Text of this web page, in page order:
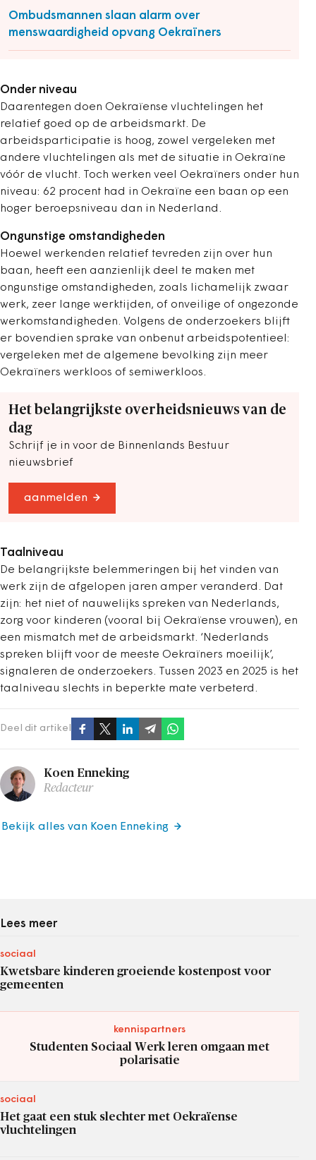
Ombudsmannen slaan alarm over
menswaardigheid opvang Oekraïners
Onder niveau
Daarentegen doen Oekraïense vluchtelingen het
relatief goed op de arbeidsmarkt. De
arbeidsparticipatie is hoog, zowel vergeleken met
andere vluchtelingen als met de situatie in Oekraïne
vóór de vlucht. Toch werken veel Oekraïners onder hun
niveau: 62 procent had in Oekraïne een baan op een
hoger beroepsniveau dan in Nederland.
Ongunstige omstandigheden
Hoewel werkenden relatief tevreden zijn over hun
baan, heeft een aanzienlijk deel te maken met
ongunstige omstandigheden, zoals lichamelijk zwaar
werk, zeer lange werktijden, of onveilige of ongezonde
werkomstandigheden. Volgens de onderzoekers blijft
er bovendien sprake van onbenut arbeidspotentieel:
vergeleken met de algemene bevolking zijn meer
Oekraïners werkloos of semiwerkloos.
Het belangrijkste overheidsnieuws van de
dag
Schrijf je in voor de Binnenlands Bestuur
nieuwsbrief
aanmelden
Taalniveau
De belangrijkste belemmeringen bij het vinden van
werk zijn de afgelopen jaren amper veranderd. Dat
zijn: het niet of nauwelijks spreken van Nederlands,
zorg voor kinderen (vooral bij Oekraïense vrouwen), en
een mismatch met de arbeidsmarkt. ‘Nederlands
spreken blijft voor de meeste Oekraïners moeilijk’,
signaleren de onderzoekers. Tussen 2023 en 2025 is het
taalniveau slechts in beperkte mate verbeterd.
Deel dit artikel
Koen Enneking
Redacteur
Bekijk alles van Koen Enneking
Lees meer
sociaal
Kwetsbare kinderen groeiende kostenpost voor
gemeenten
kennispartners
Studenten Sociaal Werk leren omgaan met
polarisatie
sociaal
Het gaat een stuk slechter met Oekraïense
vluchtelingen